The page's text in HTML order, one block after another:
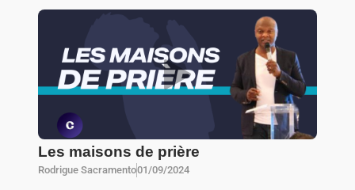
Les maisons de prière
Rodrigue Sacramento01/09/2024